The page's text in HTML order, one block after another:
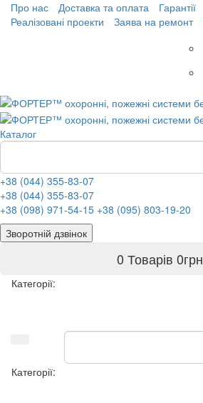
Про нас Доставка та оплата Гарантії
Реалізовані проекти
Заява на ремонт
Каталог
+38 (044) 355-83-07
+38 (044) 355-83-07
+38 (098) 971-54-15 +38 (095) 803-19-20
Зворотній дзвінок
0 Товарів 0грн
Категорії:
Категорії: